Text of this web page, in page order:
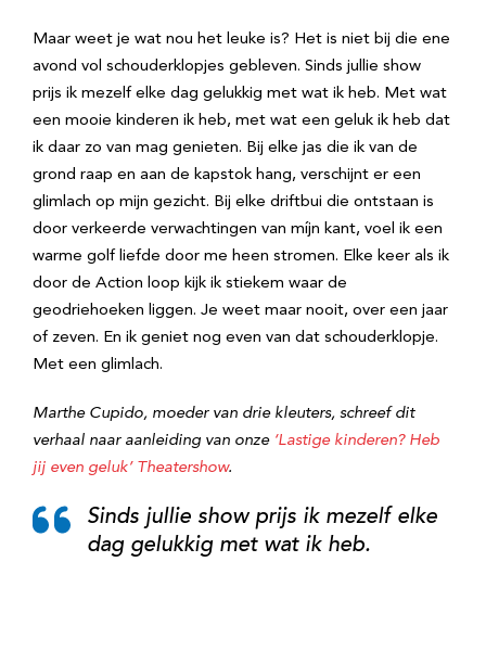
Maar weet je wat nou het leuke is? Het is niet bij die ene
avond vol schouderklopjes gebleven. Sinds jullie show
prijs ik mezelf elke dag gelukkig met wat ik heb. Met wat
een mooie kinderen ik heb, met wat een geluk ik heb dat
ik daar zo van mag genieten. Bij elke jas die ik van de
grond raap en aan de kapstok hang, verschijnt er een
glimlach op mijn gezicht. Bij elke driftbui die ontstaan is
door verkeerde verwachtingen van míjn kant, voel ik een
warme golf liefde door me heen stromen. Elke keer als ik
door de Action loop kijk ik stiekem waar de
geodriehoeken liggen. Je weet maar nooit, over een jaar
of zeven. En ik geniet nog even van dat schouderklopje.
Met een glimlach.
Marthe Cupido, moeder van drie kleuters, schreef dit
verhaal naar aanleiding van onze ‘Lastige kinderen? Heb
jij even geluk’ Theatershow.
Sinds jullie show prijs ik mezelf elke
dag gelukkig met wat ik heb.